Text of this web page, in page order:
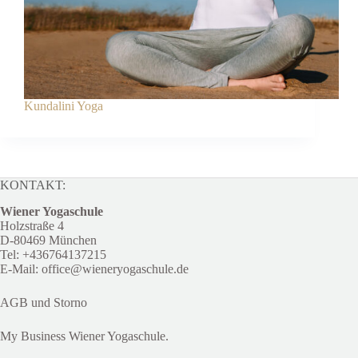
Kundalini Yoga
KONTAKT:
Wiener Yogaschule
Holzstraße 4
D-80469 München
Tel: +436764137215
E-Mail: office@wieneryogaschule.de
AGB und Storno
My Business Wiener Yogaschule.